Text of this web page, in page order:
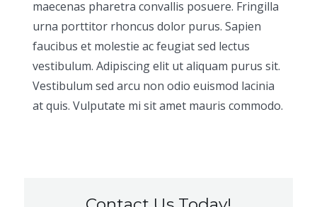
maecenas pharetra convallis posuere. Fringilla
urna porttitor rhoncus dolor purus. Sapien
faucibus et molestie ac feugiat sed lectus
vestibulum. Adipiscing elit ut aliquam purus sit.
Vestibulum sed arcu non odio euismod lacinia
at quis. Vulputate mi sit amet mauris commodo.